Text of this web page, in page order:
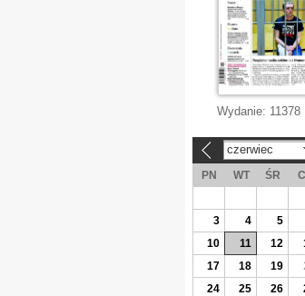
Wydanie: 11378
czerwiec
PN WT ŚR
3
4 5
10
11 12
17
18 19
24
25 26